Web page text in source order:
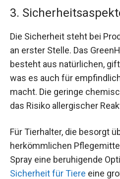
3.
Die Sicherheit steht bei
an erster Stelle. Das
besteht aus natürlichen,
was es auch für
macht. Die geringe
das Risiko allergischer
Für Tierhalter, die besorgt
herkömmlichen
Spray eine beruhigende
Sicherheit für Tiere eine